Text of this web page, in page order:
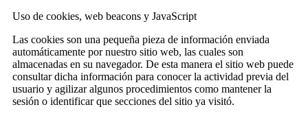
Uso de cookies, web beacons y JavaScript
Las cookies son una pequeña pieza de información enviada
automáticamente por nuestro sitio web, las cuales son
almacenadas en su navegador. De esta manera el sitio web puede
consultar dicha información para conocer la actividad previa del
usuario y agilizar algunos procedimientos como mantener la
sesión o identificar que secciones del sitio ya visitó.